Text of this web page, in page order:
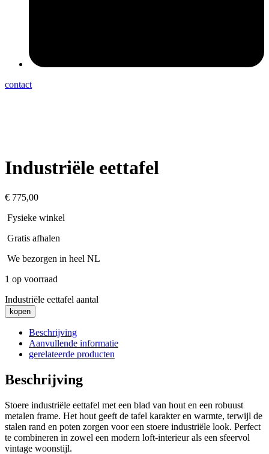
contact
Industriële eettafel
€ 775,00
Fysieke winkel
Gratis afhalen
We bezorgen in heel NL
1 op voorraad
Industriële eettafel aantal
kopen
Beschrijving
Aanvullende informatie
gerelateerde producten
Beschrijving
Stoere industriële eettafel met een blad van hout en een robuust
metalen frame. Het hout geeft de tafel karakter en warmte, terwijl de
stalen rand en poten zorgen voor een stoere industriële look. Perfect
te combineren in zowel een modern loft-interieur als een sfeervol
vintage woonstijl.